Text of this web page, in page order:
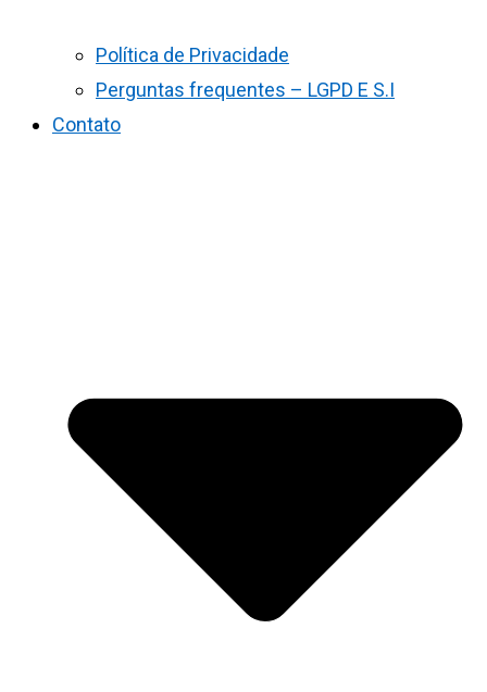
Política de Privacidade
Perguntas frequentes – LGPD E S.I
Contato